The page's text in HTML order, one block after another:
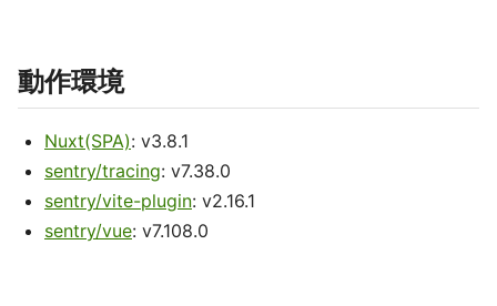
動作環境
Nuxt(SPA): v3.8.1
sentry/tracing: v7.38.0
sentry/vite-plugin: v2.16.1
sentry/vue: v7.108.0